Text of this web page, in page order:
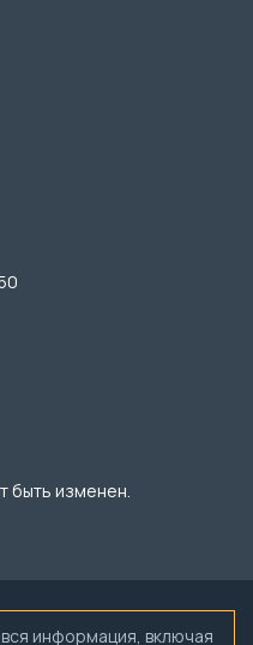
быть изменен.
информация, включая